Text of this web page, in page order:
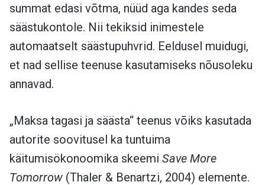
summat edasi võtma, nüüd aga kandes seda
säästukontole. Nii tekiksid inimestele
automaatselt säästupuhvrid. Eeldusel muidugi,
et nad sellise teenuse kasutamiseks nõusoleku
annavad.
„Maksa tagasi ja säästa“ teenus võiks kasutada
autorite soovitusel ka tuntuima
käitumisökonoomika skeemi Save More
Tomorrow (Thaler & Benartzi, 2004) elemente.